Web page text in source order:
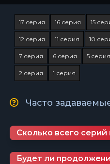
17 серия 16 серия 15
12 серия 11 серия 10
7 серия 6 серия 5 серия
2 серия 1 серия
Часто
Сколько всего серий
Будет ли